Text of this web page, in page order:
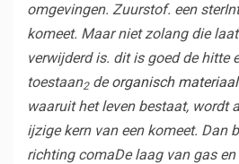
omgevingen. Zuurstof. een ster
komeet. Maar niet zolang die
verwijderd is. dit is goedde hitte
toestaan2deorganisch materiaal
waaruit het leven bestaat, wordt
ijzige kern van een komeet. Dan
richting comaDe laag van gas